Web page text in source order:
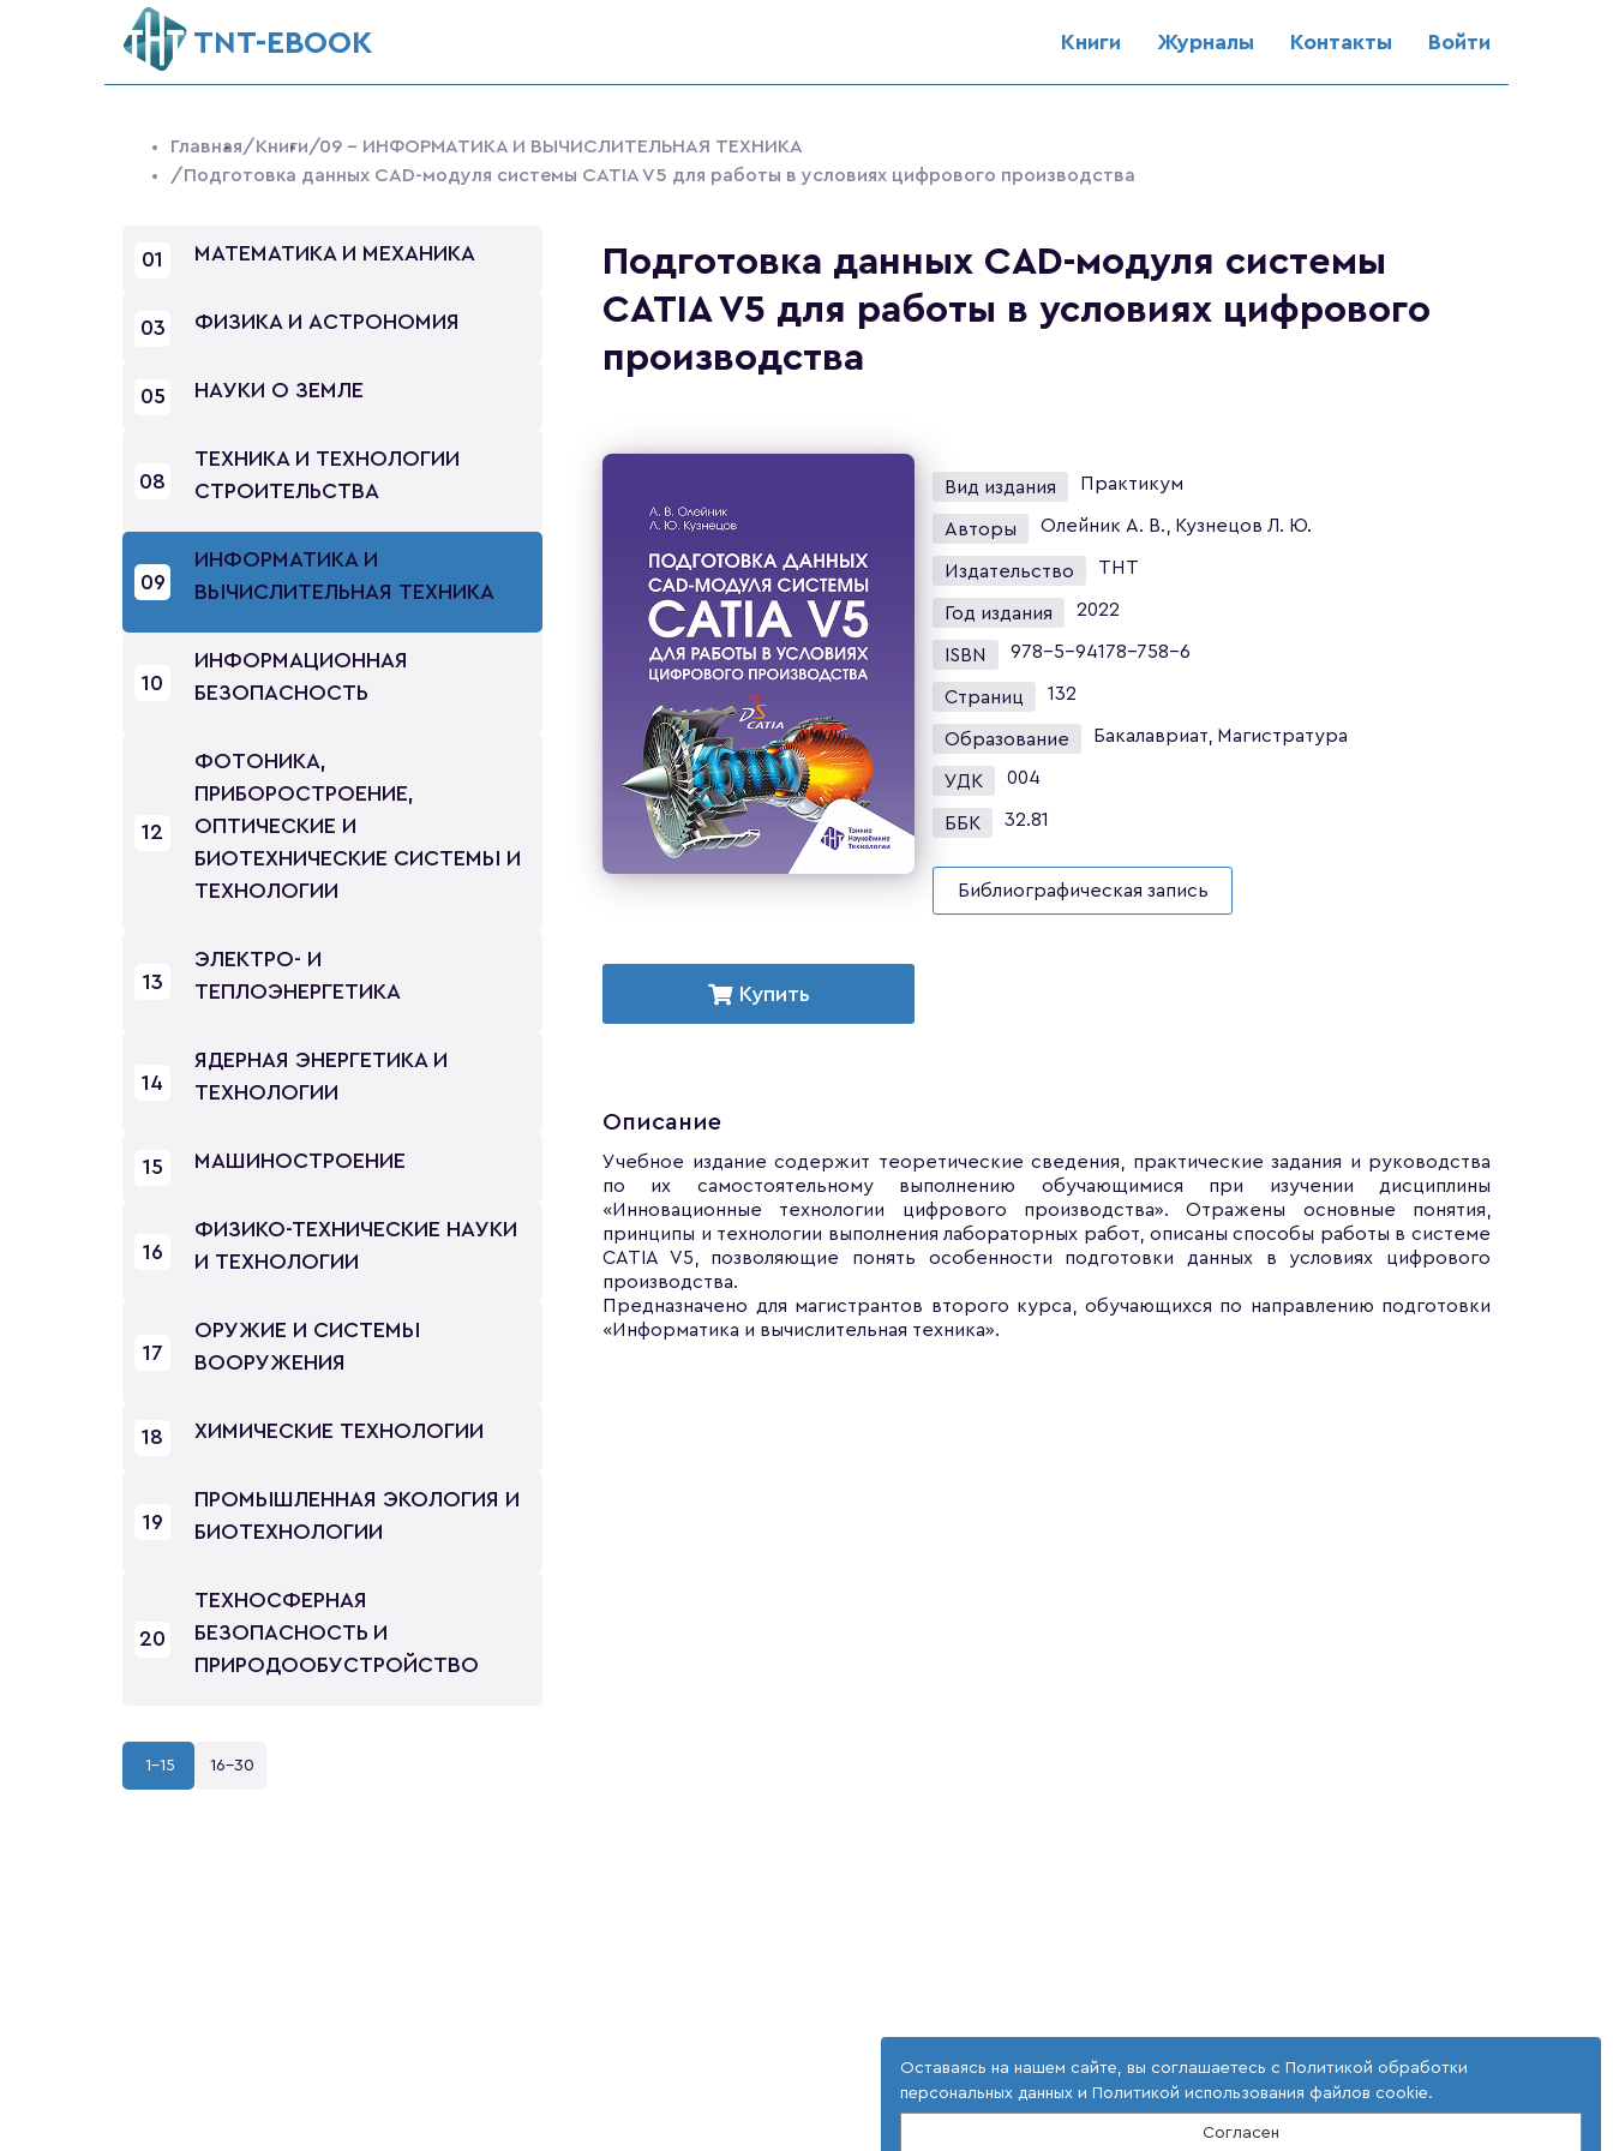
ТNT-EBOOK Книги Журналы Контакты Войти
Главная/Книги/09 - ИНФОРМАТИКА И ВЫЧИСЛИТЕЛЬНАЯ ТЕХНИКА
/Подготовка данных CAD-модуля системы CATIA V5 для работы в условиях цифрового производства
01 МАТЕМАТИКА И МЕХАНИКА
03 ФИЗИКА И АСТРОНОМИЯ
05 НАУКИ О ЗЕМЛЕ
08
ТЕХНИКА И ТЕХНОЛОГИИ
СТРОИТЕЛЬСТВА
09
ИНФОРМАТИКА И
ВЫЧИСЛИТЕЛЬНАЯ ТЕХНИКА
10
ИНФОРМАЦИОННАЯ
БЕЗОПАСНОСТЬ
12
ФОТОНИКА,
ПРИБОРОСТРОЕНИЕ,
ОПТИЧЕСКИЕ И
БИОТЕХНИЧЕСКИЕ СИСТЕМЫ И
ТЕХНОЛОГИИ
13
ЭЛЕКТРО- И
ТЕПЛОЭНЕРГЕТИКА
14
ЯДЕРНАЯ ЭНЕРГЕТИКА И
ТЕХНОЛОГИИ
15 МАШИНОСТРОЕНИЕ
16
ФИЗИКО-ТЕХНИЧЕСКИЕ НАУКИ
И ТЕХНОЛОГИИ
17
ОРУЖИЕ И СИСТЕМЫ
ВООРУЖЕНИЯ
18 ХИМИЧЕСКИЕ ТЕХНОЛОГИИ
19
ПРОМЫШЛЕННАЯ ЭКОЛОГИЯ И
БИОТЕХНОЛОГИИ
20
ТЕХНОСФЕРНАЯ
БЕЗОПАСНОСТЬ И
ПРИРОДООБУСТРОЙСТВО
1-15 16-30
Подготовка данных CAD-модуля системы
CATIA V5 для работы в условиях цифрового
производства
Купить
Вид издания Практикум
Авторы Олейник А. В., Кузнецов Л. Ю.
Издательство ТНТ
Год издания 2022
ISBN 978-5-94178-758-6
Страниц 132
Образование Бакалавриат, Магистратура
УДК 004
ББК 32.81
Библиографическая запись
Описание
Учебное издание содержит теоретические сведения, практические задания и руководства
по их самостоятельному выполнению обучающимися при изучении дисциплины
«Инновационные технологии цифрового производства». Отражены основные понятия,
принципы и технологии выполнения лабораторных работ, описаны способы работы в системе
CATIA V5, позволяющие понять особенности подготовки данных в условиях цифрового
производства.
Предназначено для магистрантов второго курса, обучающихся по направлению подготовки
«Информатика и вычислительная техника».
Оставаясь на нашем сайте, вы соглашаетесь с Политикой обработки
персональных данных и Политикой использования файлов cookie.
Согласен